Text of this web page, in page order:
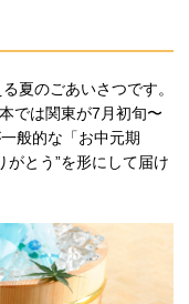
夏のごあいさつです。
では関東が7月初旬〜
般的な「お中元期
がとう”を形にして届け